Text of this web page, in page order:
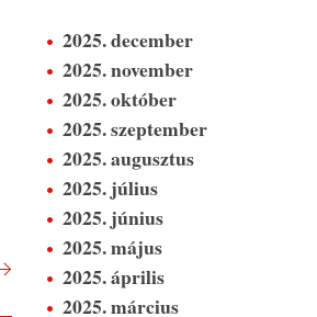
2025. december
2025. november
2025. október
2025. szeptember
2025. augusztus
2025. július
2025. június
2025. május
2025. április
2025. március